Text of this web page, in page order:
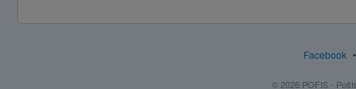
Facebook
© 2026 POFIS -